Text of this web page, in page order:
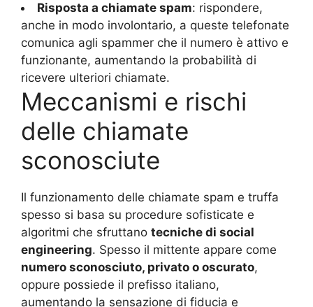
Risposta a chiamate spam: rispondere,
anche in modo involontario, a queste telefonate
comunica agli spammer che il numero è attivo e
funzionante, aumentando la probabilità di
ricevere ulteriori chiamate.
Meccanismi e rischi
delle chiamate
sconosciute
Il funzionamento delle chiamate spam e truffa
spesso si basa su procedure sofisticate e
algoritmi che sfruttano tecniche di social
engineering. Spesso il mittente appare come
numero sconosciuto, privato o oscurato,
oppure possiede il prefisso italiano,
aumentando la sensazione di fiducia e